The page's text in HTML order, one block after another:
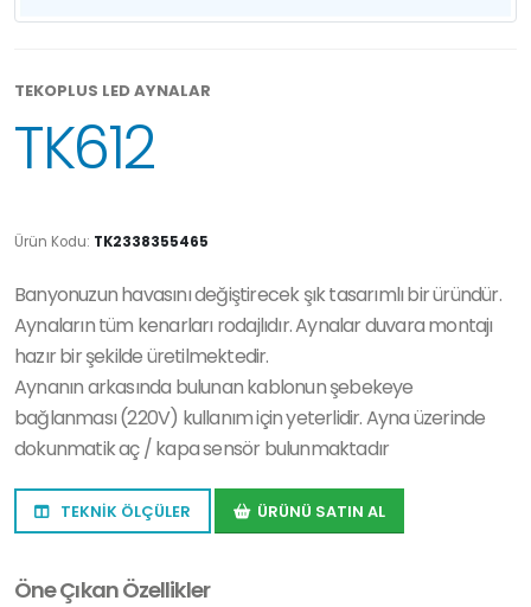
TEKOPLUS LED AYNALAR
TK612
Ürün Kodu: TK2338355465
Banyonuzun havasını değiştirecek şık tasarımlı bir üründür.
Aynaların tüm kenarları rodajlıdır. Aynalar duvara montajı
hazır bir şekilde üretilmektedir.
Aynanın arkasında bulunan kablonun şebekeye
bağlanması (220V) kullanım için yeterlidir. Ayna üzerinde
dokunmatik aç / kapa sensör bulunmaktadır
TEKNİK ÖLÇÜLER ÜRÜNÜ SATIN AL
Öne Çıkan Özellikler